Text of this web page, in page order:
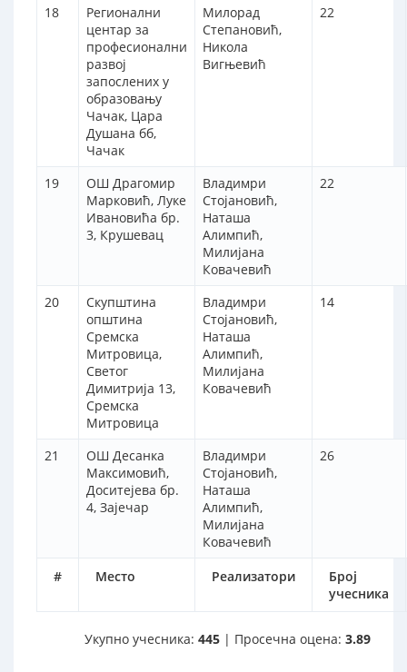
# Место Реализатори
Број
учесника
18
Регионални
центар за
професионални
развој
запослених у
образовању
Чачак, Цара
Душана бб,
Чачак
Милорад
Степановић,
Никола
Вигњевић
22
19
ОШ Драгомир
Марковић, Луке
Ивановића бр.
3, Крушевац
Владимри
Стојановић,
Наташа
Алимпић,
Милијана
Ковачевић
22
20
Скупштина
општина
Сремска
Митровица,
Светог
Димитрија 13,
Сремска
Митровица
Владимри
Стојановић,
Наташа
Алимпић,
Милијана
Ковачевић
14
21
ОШ Десанка
Максимовић,
Доситејева бр.
4, Зајечар
Владимри
Стојановић,
Наташа
Алимпић,
Милијана
Ковачевић
26
Укупно учесника: 445 | Просечна оцена: 3.89